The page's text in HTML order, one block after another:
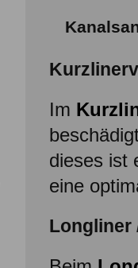
Im
dieses ist
eine
Longliner